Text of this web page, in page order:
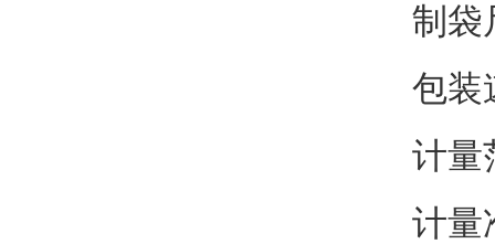
制袋
包装
计量
计量